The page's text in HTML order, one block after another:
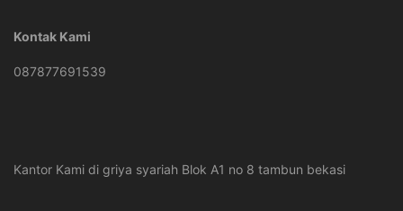
Kontak Kami
087877691539
Kantor Kami di griya syariah Blok A1 no 8 tambun bekasi